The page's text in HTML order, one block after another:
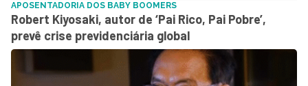
APOSENTADORIA DOS BABY BOOMERS
Robert Kiyosaki, autor de ‘Pai Rico, Pai Pobre’,
prevê crise previdenciária global